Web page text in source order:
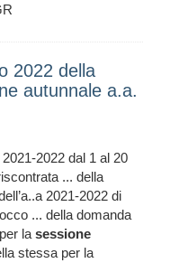
2022 della
autunnale a.a.
2021-2022 dal 1 al 20
... della
2021-2022 di
... della domanda
lasessione
stessa per la